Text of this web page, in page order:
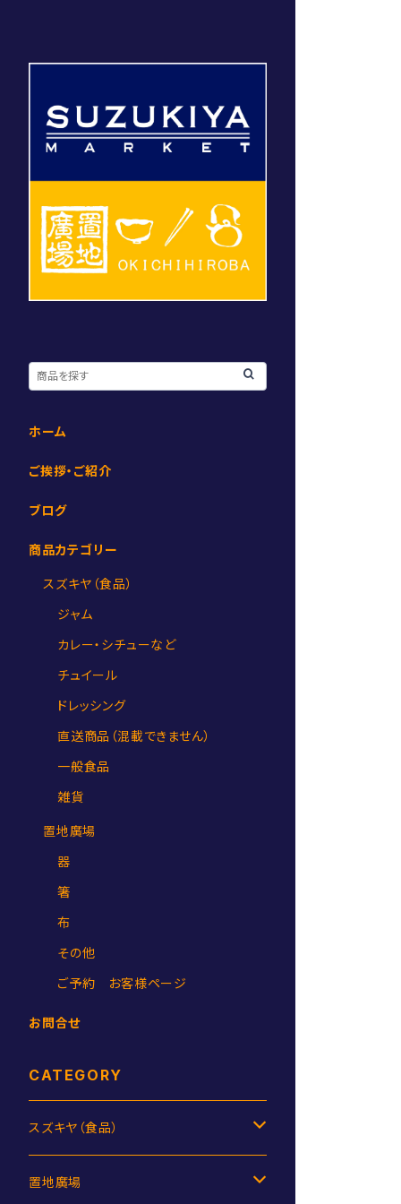
ホーム
ご挨拶・ご紹介
ブログ
商品カテゴリー
スズキヤ（食品）
ジャム
カレー・シチューなど
チュイール
ドレッシング
直送商品（混載できません）
一般食品
雑貨
置地廣場
器
箸
布
その他
ご予約 お客様ページ
お問合せ
CATEGORY
スズキヤ（食品）
ジャム
置地廣場